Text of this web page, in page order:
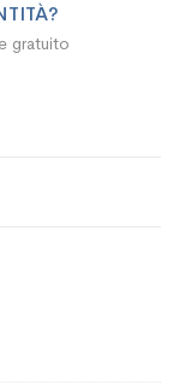
gratuito